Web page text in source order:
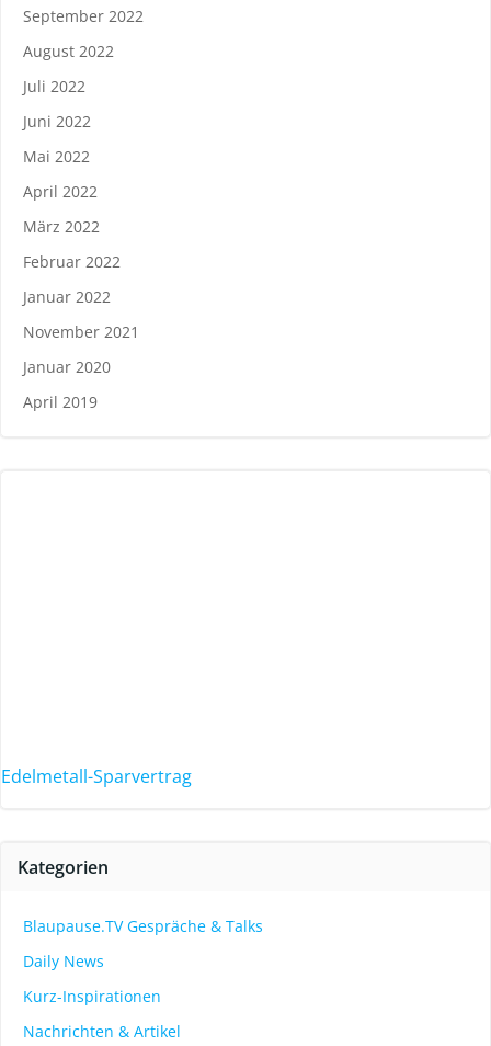
September 2022
August 2022
Juli 2022
Juni 2022
Mai 2022
April 2022
März 2022
Februar 2022
Januar 2022
November 2021
Januar 2020
April 2019
Edelmetall-Sparvertrag
Kategorien
Blaupause.TV Gespräche & Talks
Daily News
Kurz-Inspirationen
Nachrichten & Artikel